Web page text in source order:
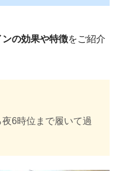
の効果や特徴をご紹介
6時位まで履いて過